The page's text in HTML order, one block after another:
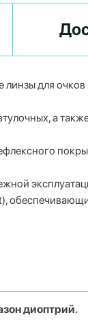
для очков
а
диоптрий.